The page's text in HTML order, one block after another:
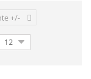
+/-
12